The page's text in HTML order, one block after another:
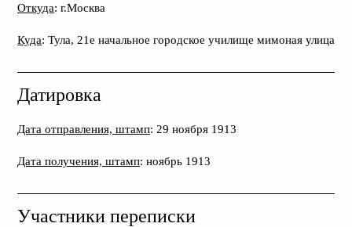
Откуда: г.Москва
Куда: Тула, 21е начальное городское училище мимоная улица
Датировка
Дата отправления, штамп: 29 ноября 1913
Дата получения, штамп: ноябрь 1913
Участники переписки